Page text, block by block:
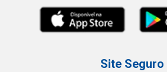
Site Seguro